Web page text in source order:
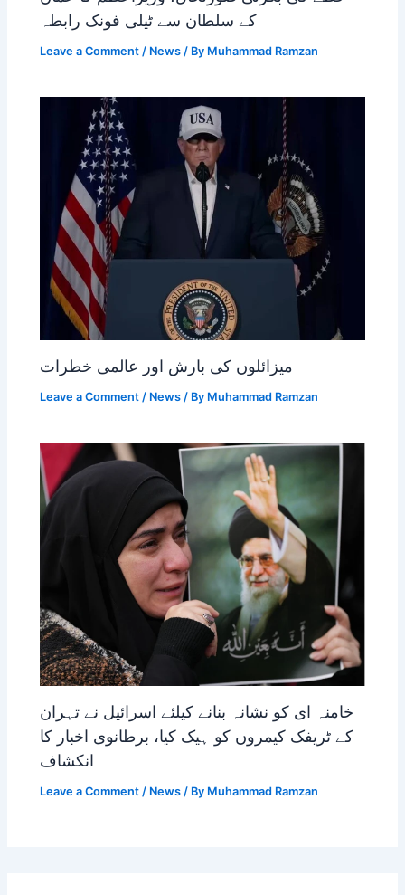
کے سلطان سے ٹیلی فونک رابطہ
Leave a Comment / News / By Muhammad Ramzan
میزائلوں کی بارش اور عالمی خطرات
Leave a Comment / News / By Muhammad Ramzan
خامنہ ای کو نشانہ بنانے کیلئے اسرائیل نے تہران
کے ٹریفک کیمروں کو ہیک کیا، برطانوی اخبار کا
انکشاف
Leave a Comment / News / By Muhammad Ramzan